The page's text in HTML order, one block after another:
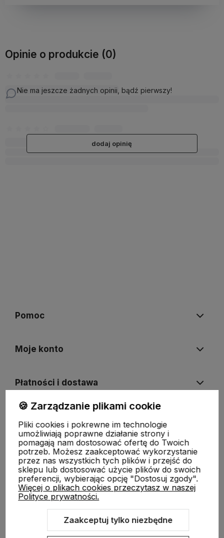
Opinie o produkcie (0)
Nie ma jeszcze żadnych opinii, bądź pierwszy!
dodaj opinię
Pomoc
Moje konto
Płatności i dostawa
O nas
Sklep internetowy Shoper.pl Szablon Shoper Modern 3.0™
🍪 Zarządzanie plikami cookie
Pliki cookies i pokrewne im technologie
umożliwiają poprawne działanie strony i
pomagają nam dostosować ofertę do Twoich
potrzeb. Możesz zaakceptować wykorzystanie
przez nas wszystkich tych plików i przejść do
sklepu lub dostosować użycie plików do swoich
preferencji, wybierając opcję "Dostosuj zgody".
Więcej o plikach cookies przeczytasz w naszej
Polityce prywatności.
Zaakceptuj tylko niezbędne